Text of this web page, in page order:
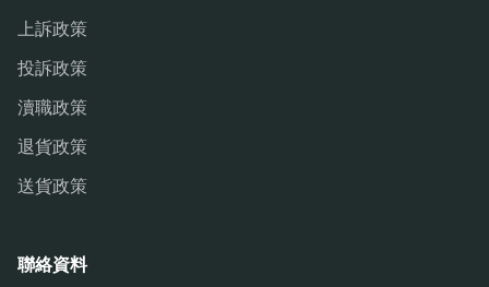
上訴政策
投訴政策
瀆職政策
退貨政策
送貨政策
聯絡資料